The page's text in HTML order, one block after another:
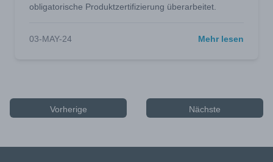
obligatorische Produktzertifizierung überarbeitet.
03-MAY-24 Mehr lesen
Vorherige Nächste